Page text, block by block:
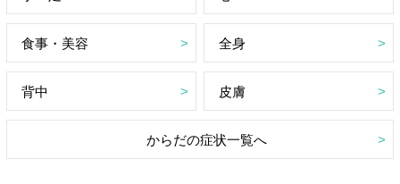
食事・美容 全身
背中 皮膚
からだの症状一覧へ